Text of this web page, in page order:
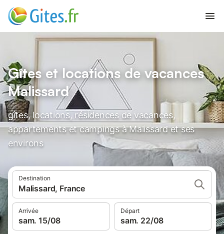
Gîtes et locations de vacances
Malissard
gîtes, locations, résidences de vacances,
appartements et campings à Malissard et ses
environs
Destination
Malissard, France
Arrivée
sam. 15/08
Départ
sam. 22/08